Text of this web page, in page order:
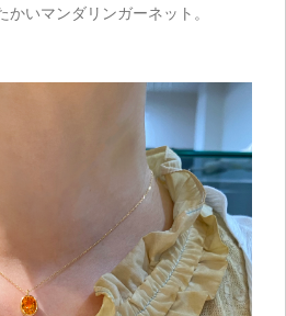
かいマンダリンガーネット。